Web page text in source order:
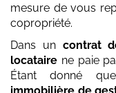
mesure de vous
copropriété.
Dans un contrat
locataire ne paie
Étant donné
immobilière de